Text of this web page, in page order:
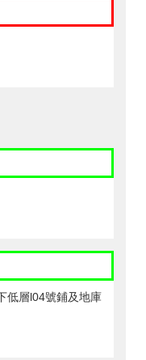
低層l04號鋪及地庫